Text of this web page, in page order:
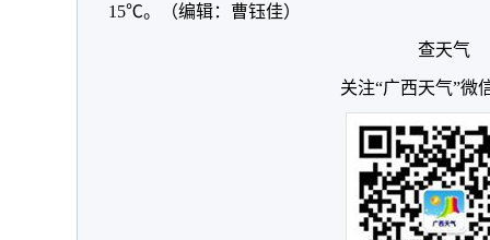
15℃。（编辑：曹钰佳）
查天气
关注“广西天气”微